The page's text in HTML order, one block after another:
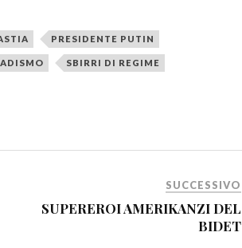
PRESIDENTE PUTIN
SBIRRI DI REGIME
SUCCESSIVO
SUPEREROI AMERIKANZI DEL
BIDET